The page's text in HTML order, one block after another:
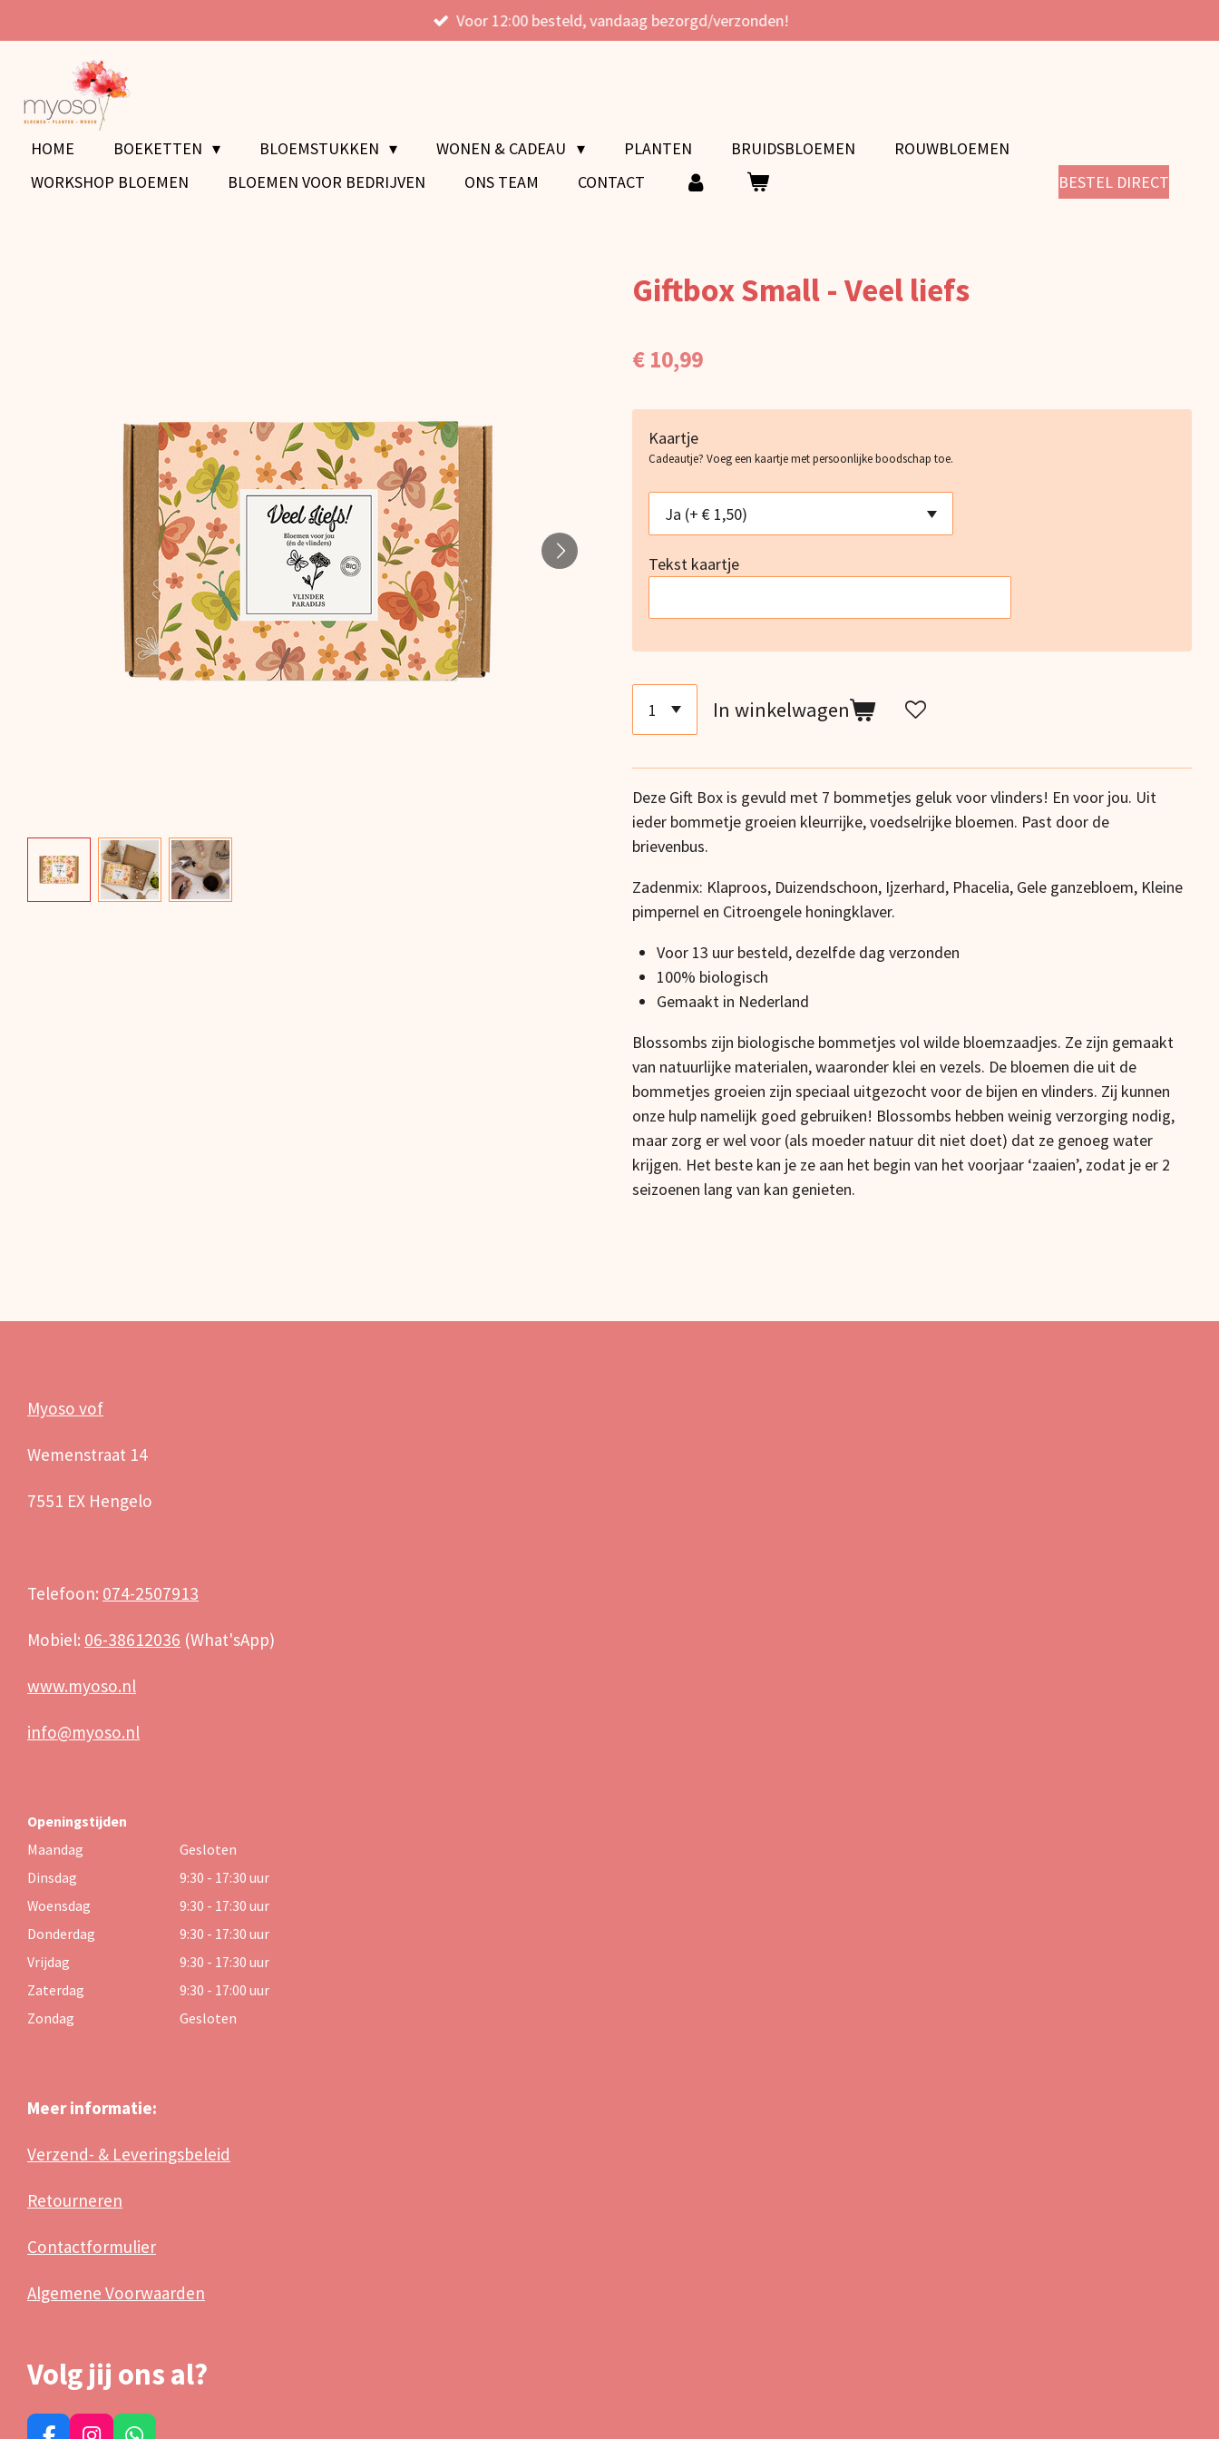
direct
hoofdinhoud
Voor 12:00 besteld, vandaag bezorgd/verzonden!
HOME BOEKETTEN BLOEMSTUKKEN WONEN & CADEAU PLANTEN BRUIDSBLOEMEN
ROUWBLOEMEN
WORKSHOP BLOEMEN
BLOEMEN VOOR BEDRIJVEN ONS TEAM CONTACT BESTEL DIRECT
Giftbox Small - Veel liefs
€ 10,99
Kaartje
Cadeautje? Voeg een kaartje met persoonlijke boodschap toe.
Tekst kaartje
In winkelwagen
Deze Gift Box is gevuld met 7 bommetjes geluk voor vlinders! En voor jou. Uit
ieder bommetje groeien kleurrijke, voedselrijke bloemen. Past door de
brievenbus.
Zadenmix: Klaproos, Duizendschoon, Ijzerhard, Phacelia, Gele ganzebloem, Kleine
pimpernel en Citroengele honingklaver.
Voor 13 uur besteld, dezelfde dag verzonden
100% biologisch
Gemaakt in Nederland
Blossombs zijn biologische bommetjes vol wilde bloemzaadjes. Ze zijn gemaakt
van natuurlijke materialen, waaronder klei en vezels. De bloemen die uit de
bommetjes groeien zijn speciaal uitgezocht voor de bijen en vlinders. Zij kunnen
onze hulp namelijk goed gebruiken! Blossombs hebben weinig verzorging nodig,
maar zorg er wel voor (als moeder natuur dit niet doet) dat ze genoeg water
krijgen. Het beste kan je ze aan het begin van het voorjaar ‘zaaien’, zodat je er 2
seizoenen lang van kan genieten.
Myoso vof
Wemenstraat 14
7551 EX Hengelo
Telefoon: 074-2507913
Mobiel: 06-38612036 (What'sApp)
www.myoso.nl
info@myoso.nl
Openingstijden
Maandag
Gesloten
Dinsdag
9:30 - 17:30 uur
Woensdag
9:30 - 17:30 uur
Donderdag
9:30 - 17:30 uur
Vrijdag
9:30 - 17:30 uur
Zaterdag
9:30 - 17:00 uur
Zondag
Gesloten
Meer informatie:
Verzend- & Leveringsbeleid
Retourneren
Contactformulier
Algemene Voorwaarden
Volg jij ons al?